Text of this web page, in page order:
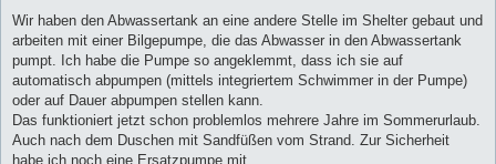
i
r
a
g
Wir haben den Abwassertank an eine andere Stelle im Shelter gebaut und
arbeiten mit einer Bilgepumpe, die das Abwasser in den Abwassertank
pumpt. Ich habe die Pumpe so angeklemmt, dass ich sie auf
automatisch abpumpen (mittels integriertem Schwimmer in der Pumpe)
oder auf Dauer abpumpen stellen kann.
Das funktioniert jetzt schon problemlos mehrere Jahre im Sommerurlaub.
Auch nach dem Duschen mit Sandfüßen vom Strand. Zur Sicherheit
habe ich noch eine Ersatzpumpe mit.